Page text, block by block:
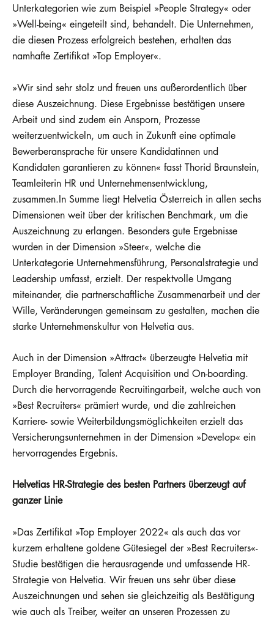
Unterkategorien wie zum Beispiel »People Strategy« oder
»Well-being« eingeteilt sind, behandelt. Die Unternehmen,
die diesen Prozess erfolgreich bestehen, erhalten das
namhafte Zertifikat »Top Employer«.
»Wir sind sehr stolz und freuen uns außerordentlich über
diese Auszeichnung. Diese Ergebnisse bestätigen unsere
Arbeit und sind zudem ein Ansporn, Prozesse
weiterzuentwickeln, um auch in Zukunft eine optimale
Bewerberansprache für unsere Kandidatinnen und
Kandidaten garantieren zu können« fasst Thorid Braunstein,
Teamleiterin HR und Unternehmensentwicklung,
zusammen.In Summe liegt Helvetia Österreich in allen sechs
Dimensionen weit über der kritischen Benchmark, um die
Auszeichnung zu erlangen. Besonders gute Ergebnisse
wurden in der Dimension »Steer«, welche die
Unterkategorie Unternehmensführung, Personalstrategie und
Leadership umfasst, erzielt. Der respektvolle Umgang
miteinander, die partnerschaftliche Zusammenarbeit und der
Wille, Veränderungen gemeinsam zu gestalten, machen die
starke Unternehmenskultur von Helvetia aus.
Auch in der Dimension »Attract« überzeugte Helvetia mit
Employer Branding, Talent Acquisition und On-boarding.
Durch die hervorragende Recruitingarbeit, welche auch von
»Best Recruiters« prämiert wurde, und die zahlreichen
Karriere- sowie Weiterbildungsmöglichkeiten erzielt das
Versicherungsunternehmen in der Dimension »Develop« ein
hervorragendes Ergebnis.
Helvetias HR-Strategie des besten Partners überzeugt auf
ganzer Linie
»Das Zertifikat »Top Employer 2022« als auch das vor
kurzem erhaltene goldene Gütesiegel der »Best Recruiters«-
Studie bestätigen die herausragende und umfassende HR-
Strategie von Helvetia. Wir freuen uns sehr über diese
Auszeichnungen und sehen sie gleichzeitig als Bestätigung
wie auch als Treiber, weiter an unseren Prozessen zu